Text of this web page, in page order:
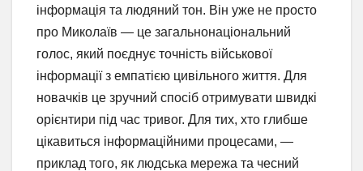
інформація та людяний тон. Він уже не просто
про Миколаїв — це загальнонаціональний
голос, який поєднує точність військової
інформації з емпатією цивільного життя. Для
новачків це зручний спосіб отримувати швидкі
орієнтири під час тривог. Для тих, хто глибше
цікавиться інформаційними процесами, —
приклад того, як людська мережа та чесний